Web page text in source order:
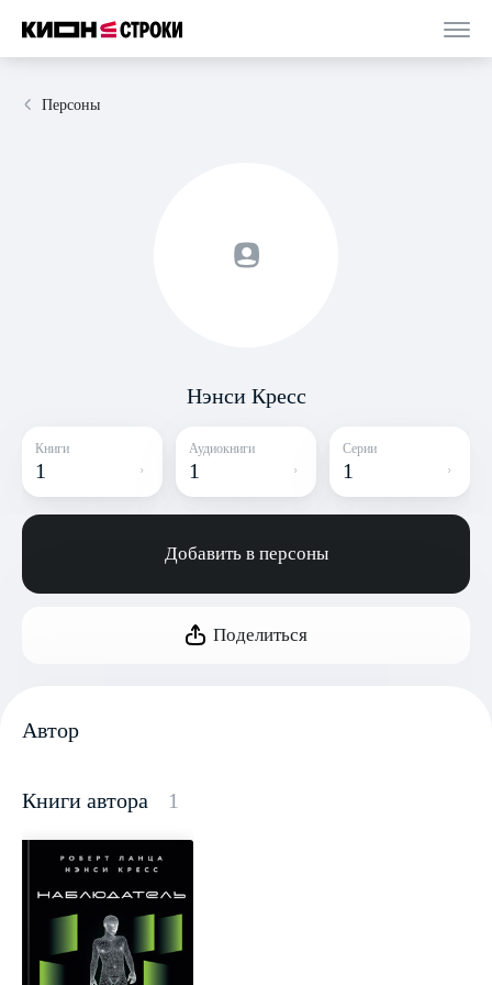
Персоны
Нэнси Кресс
Книги
1
Аудиокниги
1
Серии
1
Добавить в персоны
Поделиться
Автор
Книги автора 1